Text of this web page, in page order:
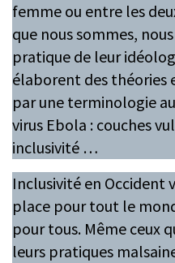
femme ou entre les
que nous sommes,
pratique de leur
élaborent des théories
par une terminologie
virus Ebola : couches
inclusivité …
Inclusivité en Occident
place pour tout le
pour tous. Même ceux
leurs pratiques